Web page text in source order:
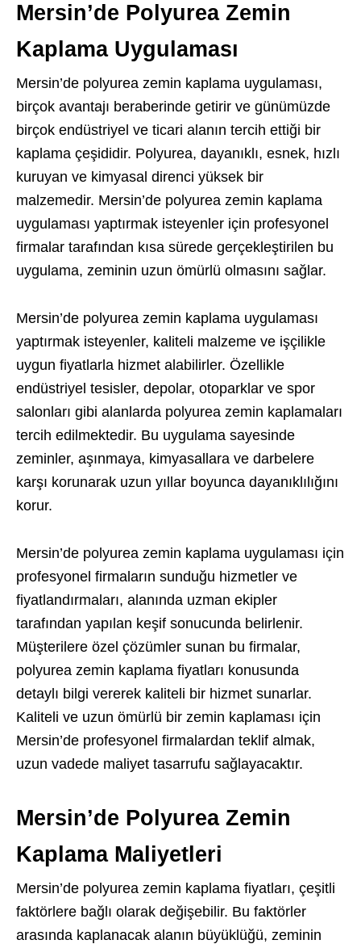
Mersin’de Polyurea Zemin
Kaplama Uygulaması
Mersin’de polyurea zemin kaplama uygulaması,
birçok avantajı beraberinde getirir ve günümüzde
birçok endüstriyel ve ticari alanın tercih ettiği bir
kaplama çeşididir. Polyurea, dayanıklı, esnek, hızlı
kuruyan ve kimyasal direnci yüksek bir
malzemedir. Mersin’de polyurea zemin kaplama
uygulaması yaptırmak isteyenler için profesyonel
firmalar tarafından kısa sürede gerçekleştirilen bu
uygulama, zeminin uzun ömürlü olmasını sağlar.
Mersin’de polyurea zemin kaplama uygulaması
yaptırmak isteyenler, kaliteli malzeme ve işçilikle
uygun fiyatlarla hizmet alabilirler. Özellikle
endüstriyel tesisler, depolar, otoparklar ve spor
salonları gibi alanlarda polyurea zemin kaplamaları
tercih edilmektedir. Bu uygulama sayesinde
zeminler, aşınmaya, kimyasallara ve darbelere
karşı korunarak uzun yıllar boyunca dayanıklılığını
korur.
Mersin’de polyurea zemin kaplama uygulaması için
profesyonel firmaların sunduğu hizmetler ve
fiyatlandırmaları, alanında uzman ekipler
tarafından yapılan keşif sonucunda belirlenir.
Müşterilere özel çözümler sunan bu firmalar,
polyurea zemin kaplama fiyatları konusunda
detaylı bilgi vererek kaliteli bir hizmet sunarlar.
Kaliteli ve uzun ömürlü bir zemin kaplaması için
Mersin’de profesyonel firmalardan teklif almak,
uzun vadede maliyet tasarrufu sağlayacaktır.
Mersin’de Polyurea Zemin
Kaplama Maliyetleri
Mersin’de polyurea zemin kaplama fiyatları, çeşitli
faktörlere bağlı olarak değişebilir. Bu faktörler
arasında kaplanacak alanın büyüklüğü, zeminin